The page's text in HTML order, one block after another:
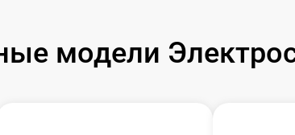
модели